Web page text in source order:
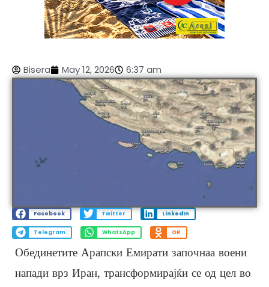
Bisera May 12, 2026 6:37 am
Facebook Twitter LinkedIn
Telegram WhatsApp OK
Обединетите Арапски Емирати започнаа воени
напади врз Иран, трансформирајќи се од цел во